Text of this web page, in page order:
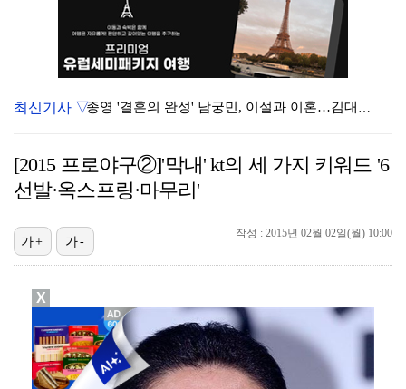
종영 '결혼의 완성' 남궁민, 이설과 이혼…김대명·우지…
[ST포토] 도겸-민규-정한, '우리는 맨시티 팬'
'7번' 이강인, 한국 팬들 앞에서 AT마드리드 데뷔……
[ST포토] 이강인, 이제는 AT마드리드
[ST포토] 제나, '경주공주'
[ST포토] 리센느 메이, '안녕~'
최신기사 ▽
[2015 프로야구②]'막내' kt의 세 가지 키워드 '6
선발·옥스프링·마무리'
작성 : 2015년 02월 02일(월) 10:00
가+ 가-
X